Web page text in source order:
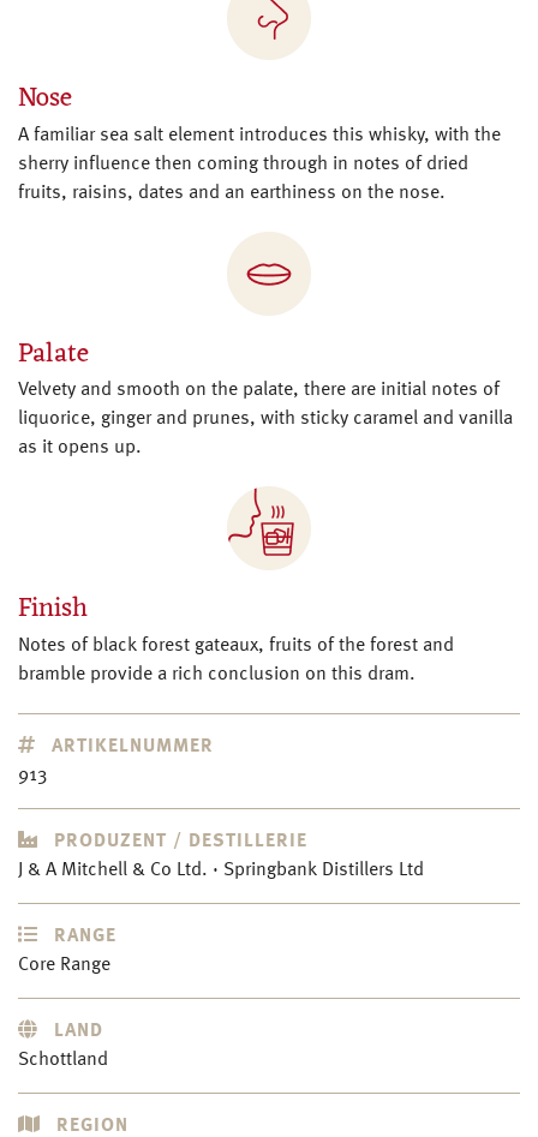
Nose
A familiar sea salt element introduces this whisky, with the
sherry influence then coming through in notes of dried
fruits, raisins, dates and an earthiness on the nose.
Palate
Velvety and smooth on the palate, there are initial notes of
liquorice, ginger and prunes, with sticky caramel and vanilla
as it opens up.
Finish
Notes of black forest gateaux, fruits of the forest and
bramble provide a rich conclusion on this dram.
ARTIKELNUMMER
913
PRODUZENT / DESTILLERIE
J & A Mitchell & Co Ltd. · Springbank Distillers Ltd
RANGE
Core Range
LAND
Schottland
REGION